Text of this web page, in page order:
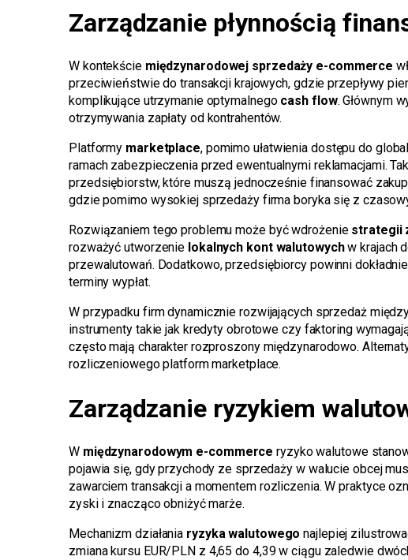
Zarządzanie płynnością
W kontekście międzynarodowej sprzedaży e-commerce
przeciwieństwie do transakcji krajowych, gdzie przepływy
komplikujące utrzymanie optymalnego cash flow. Głównym
otrzymywania zapłaty od kontrahentów.
Platformy marketplace, pomimo ułatwienia dostępu do
ramach zabezpieczenia przed ewentualnymi reklamacjami.
przedsiębiorstw, które muszą jednocześnie finansować
gdzie pomimo wysokiej sprzedaży firma boryka się z
Rozwiązaniem tego problemu może być wdrożenie strategii
rozważyć utworzenie lokalnych kont walutowychw krajach
przewalutowań. Dodatkowo, przedsiębiorcy powinni
terminy wypłat.
W przypadku firm dynamicznie rozwijających sprzedaż
instrumenty takie jak kredyty obrotowe czy faktoring
często mają charakter rozproszony międzynarodowo.
rozliczeniowego platform marketplace.
Zarządzanie ryzykiem
W międzynarodowym e-commerce ryzyko walutowe
pojawia się, gdy przychody ze sprzedaży w walucie obcej
zawarciem transakcji a momentem rozliczenia. W praktyce
zyski i znacząco obniżyć marże.
Mechanizm działania ryzyka walutowego najlepiej
zmiana kursu EUR/PLN z 4,65 do 4,39 w ciągu zaledwie